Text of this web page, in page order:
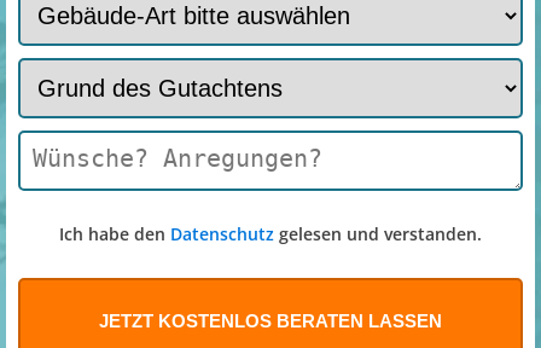
Ich habe den Datenschutz gelesen und verstanden.